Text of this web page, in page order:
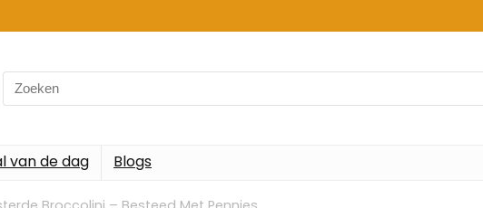
Search
for:
van de dag Blogs